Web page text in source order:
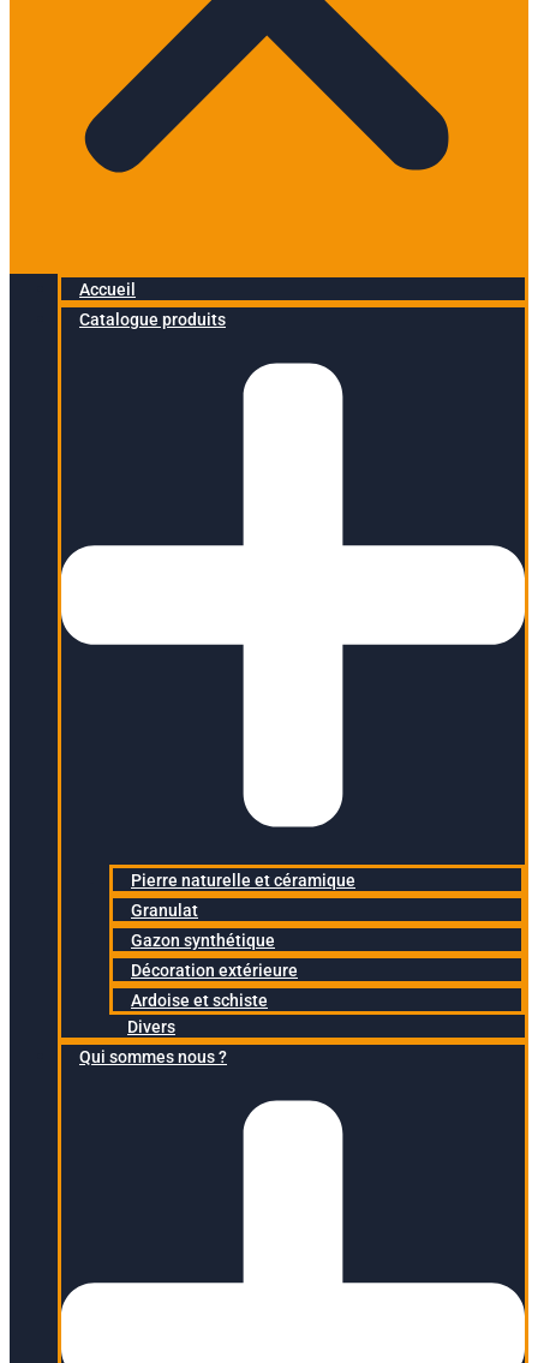
Accueil
Catalogue produits
Pierre naturelle et céramique
Granulat
Gazon synthétique
Décoration extérieure
Ardoise et schiste
Divers
Qui sommes nous ?